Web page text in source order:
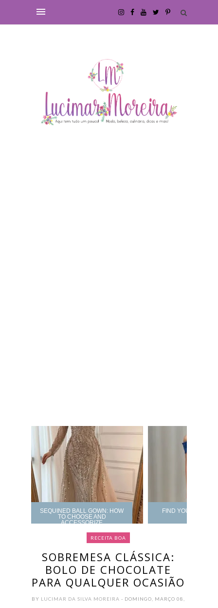
SEQUINED BALL GOWN: HOW
TO CHOOSE AND
ACCESSORIZE
FIND YOUR PROM
RECEITA BOA
SOBREMESA CLÁSSICA:
BOLO DE CHOCOLATE
PARA QUALQUER OCASIÃO
BY LUCIMAR DA SILVA MOREIRA - DOMINGO, MARÇO 08,